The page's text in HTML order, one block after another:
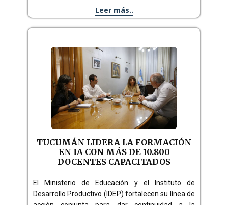
Leer más..
TUCUMÁN LIDERA LA FORMACIÓN
EN IA CON MÁS DE 10.800
DOCENTES CAPACITADOS
El Ministerio de Educación y el Instituto de
Desarrollo Productivo (IDEP) fortalecen su línea de